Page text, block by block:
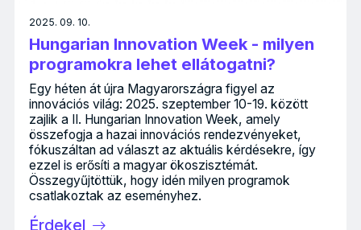
2025. 09. 10.
Hungarian Innovation Week - milyen
programokra lehet ellátogatni?
Egy héten át újra Magyarországra figyel az
innovációs világ: 2025. szeptember 10-19. között
zajlik a II. Hungarian Innovation Week, amely
összefogja a hazai innovációs rendezvényeket,
fókuszáltan ad választ az aktuális kérdésekre, így
ezzel is erősíti a magyar ökoszisztémát.
Összegyűjtöttük, hogy idén milyen programok
csatlakoztak az eseményhez.
Érdekel